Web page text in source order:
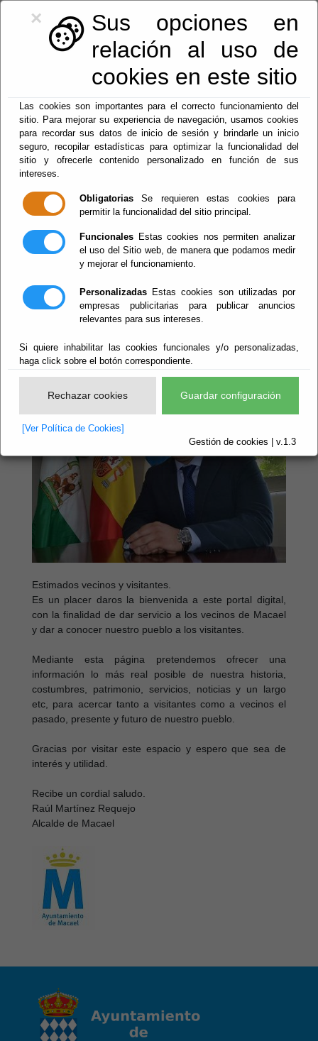
×
Sus opciones en
relación al uso de
cookies en este sitio
Las cookies son importantes para el correcto funcionamiento del
sitio. Para mejorar su experiencia de navegación, usamos cookies
para recordar sus datos de inicio de sesión y brindarle un inicio
seguro, recopilar estadísticas para optimizar la funcionalidad del
sitio y ofrecerle contenido personalizado en función de sus
intereses.
Obligatorias Se requieren estas cookies para
permitir la funcionalidad del sitio principal.
Funcionales Estas cookies nos permiten analizar
el uso del Sitio web, de manera que podamos medir
y mejorar el funcionamiento.
Personalizadas Estas cookies son utilizadas por
empresas publicitarias para publicar anuncios
relevantes para sus intereses.
Si quiere inhabilitar las cookies funcionales y/o personalizadas,
haga click sobre el botón correspondiente.
Rechazar cookies Guardar configuración
[Ver Política de Cookies]
Gestión de cookies | v.1.3
950128113 centralita@macael.es
Menu
Bienvenida Alcalde
Estimados vecinos y visitantes.
Es un placer daros la bienvenida a este portal digital,
con la finalidad de dar servicio a los vecinos de Macael
y dar a conocer nuestro pueblo a los visitantes.
Mediante esta página pretendemos ofrecer una
información lo más real posible de nuestra historia,
costumbres, patrimonio, servicios, noticias y un largo
etc, para acercar tanto a visitantes como a vecinos el
pasado, presente y futuro de nuestro pueblo.
Gracias por visitar este espacio y espero que sea de
interés y utilidad.
Recibe un cordial saludo.
Raúl Martínez Requejo
Alcalde de Macael